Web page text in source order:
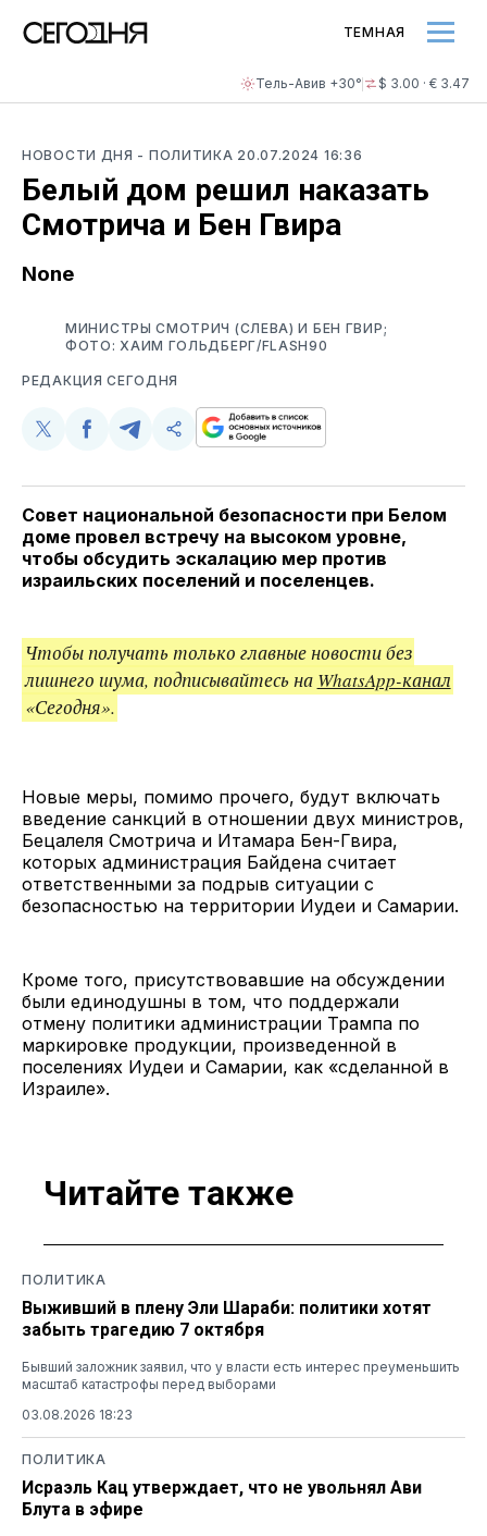
Тель-Авив +30° $ 3.00 · € 3.47
ТЕМНАЯ
НОВОСТИ ДНЯ - ПОЛИТИКА 20.07.2024 16:36
Белый дом решил наказать
Смотрича и Бен Гвира
None
МИНИСТРЫ СМОТРИЧ (СЛЕВА) И БЕН ГВИР;
ФОТО: ХАИМ ГОЛЬДБЕРГ/FLASH90
РЕДАКЦИЯ СЕГОДНЯ
Поделиться
Twitter
Поделиться
Facebook
Поделиться
Telegram
Скопируйте
поделитесь
ссылкой
Совет национальной безопасности при Белом
доме провел встречу на высоком уровне,
чтобы обсудить эскалацию мер против
израильских поселений и поселенцев.
Чтобы получать только главные новости без
лишнего шума, подписывайтесь на WhatsApp-канал
«Сегодня».
Новые меры, помимо прочего, будут включать
введение санкций в отношении двух министров,
Бецалеля Смотрича и Итамара Бен-Гвира,
которых администрация Байдена считает
ответственными за подрыв ситуации с
безопасностью на территории Иудеи и Самарии.
Кроме того, присутствовавшие на обсуждении
были единодушны в том, что поддержали
отмену политики администрации Трампа по
маркировке продукции, произведенной в
поселениях Иудеи и Самарии, как «сделанной в
Израиле».
Читайте также
ПОЛИТИКА
Выживший в плену Эли Шараби: политики хотят
забыть трагедию 7 октября
Бывший заложник заявил, что у власти есть интерес преуменьшить
масштаб катастрофы перед выборами
03.08.2026 18:23
ПОЛИТИКА
Исраэль Кац утверждает, что не увольнял Ави
Блута в эфире